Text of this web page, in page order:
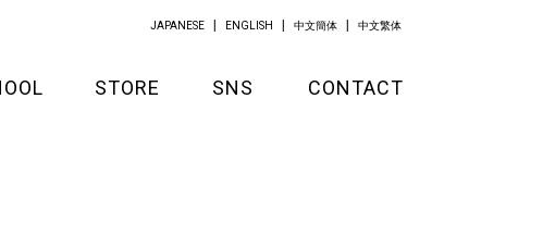
STORE SNS CONTACT
JAPANESE ENGLISH 中文簡体 中文繁体